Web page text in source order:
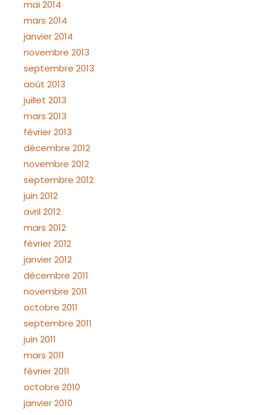
mai 2014
mars 2014
janvier 2014
novembre 2013
septembre 2013
août 2013
juillet 2013
mars 2013
février 2013
décembre 2012
novembre 2012
septembre 2012
juin 2012
avril 2012
mars 2012
février 2012
janvier 2012
décembre 2011
novembre 2011
octobre 2011
septembre 2011
juin 2011
mars 2011
février 2011
octobre 2010
janvier 2010